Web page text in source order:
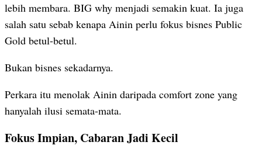
lebih membara. BIG why menjadi semakin kuat. Ia juga
salah satu sebab kenapa Ainin perlu fokus bisnes Public
Gold betul-betul.
Bukan bisnes sekadarnya.
Perkara itu menolak Ainin daripada comfort zone yang
hanyalah ilusi semata-mata.
Fokus Impian, Cabaran Jadi Kecil